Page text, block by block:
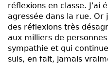
réflexions en classe. J'ai
agressée dans la rue. Or
des réflexions très
aux milliers de
sympathie et qui
suis, en fait, jamais